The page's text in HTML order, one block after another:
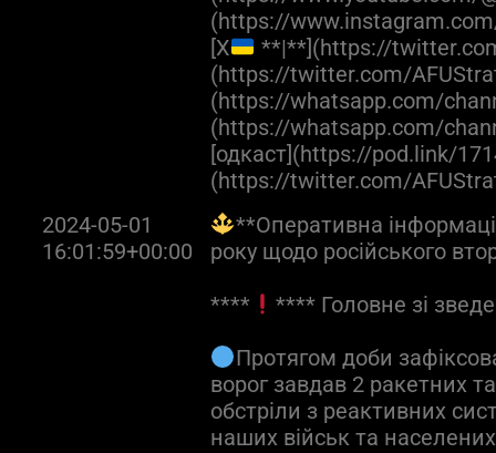
(https://
[X
**|**](https://
(https://twitter.com/
(https://whatsapp.com/
(https://whatsapp.com/
[одкаст](https://pod.link/
(https://twitter.com/
2024-05-01
16:01:59+00:00
**Оперативна
року щодо російського
****
**** Головне зі
Протягом доби
ворог завдав 2 ракетних
обстріли з реактивних
наших військ та